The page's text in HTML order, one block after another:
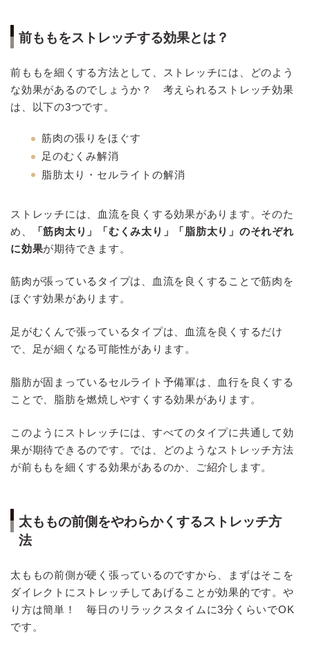
前ももをストレッチする効果とは？
前ももを細くする方法として、ストレッチには、どのよう
な効果があるのでしょうか？ 考えられるストレッチ効果
は、以下の3つです。
筋肉の張りをほぐす
足のむくみ解消
脂肪太り・セルライトの解消
ストレッチには、血流を良くする効果があります。そのた
め、
「筋肉太り」「むくみ太り」「脂肪太り」のそれぞれ
に効果が期待できます。
筋肉が張っているタイプは、血流を良くすることで筋肉を
ほぐす効果があります。
足がむくんで張っているタイプは、血流を良くするだけ
で、足が細くなる可能性があります。
脂肪が固まっているセルライト予備軍は、血行を良くする
ことで、脂肪を燃焼しやすくする効果があります。
このようにストレッチには、すべてのタイプに共通して効
果が期待できるのです。では、どのようなストレッチ方法
が前ももを細くする効果があるのか、ご紹介します。
太ももの前側をやわらかくするストレッチ方
法
太ももの前側が硬く張っているのですから、まずはそこを
ダイレクトにストレッチしてあげることが効果的です。や
り方は簡単！ 毎日のリラックスタイムに3分くらいでOK
です。